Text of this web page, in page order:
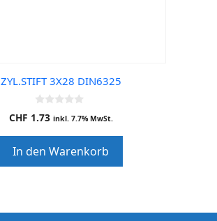
ZYL.STIFT 3X28 DIN6325
0
o
o
f
5
CHF 1.73 inkl. 7.7% MwSt.
In den Warenkorb